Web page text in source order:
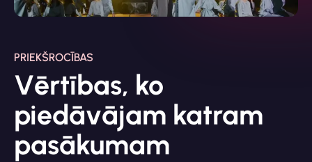
PRIEKŠROCĪBAS
Vērtības, ko
piedāvājam katram
pasākumam